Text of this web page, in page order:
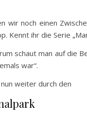
wir noch einen
Kennt ihr die Serie
schaut man auf die
war“.
weiter durch den